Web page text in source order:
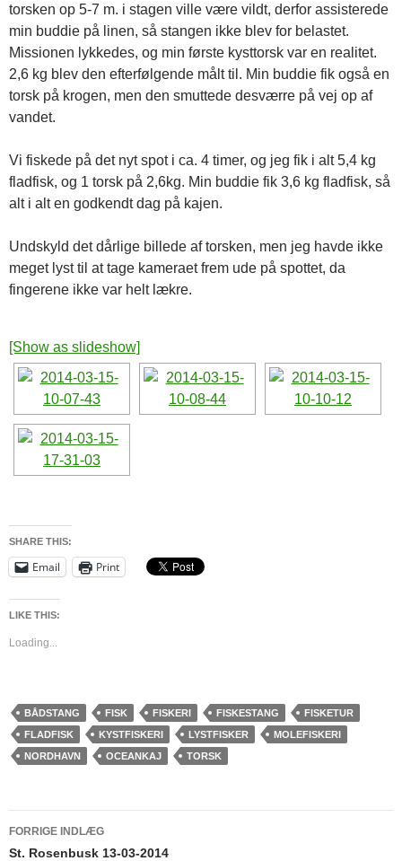
torsken op 5-7 m. i stagen ville være vildt, derfor assisterede
min buddie på linen, så stangen ikke blev for belastet.
Missionen lykkedes, og min første kysttorsk var en realitet.
2,6 kg blev den efterfølgende målt til. Min buddie fik også en
torsk på krogen, men den smuttede desværre på vej op af
vandet.
Vi fiskede på det nyt spot i ca. 4 timer, og jeg fik i alt 5,4 kg
fladfisk, og 1 torsk på 2,6kg. Min buddie fik 3,6 kg fladfisk, så
alt i alt en godkendt dag på kajen.
Undskyld det dårlige billede af torsken, men jeg havde ikke
meget lyst til at tage kameraet frem ude på spottet, da
fingerene ikke var helt lækre.
[Show as slideshow]
SHARE THIS:
Email Print
LIKE THIS:
Loading...
BÅDSTANG FISK FISKERI FISKESTANG
FISKETUR
FLADFISK
KYSTFISKERI LYSTFISKER
MOLEFISKERI
NORDHAVN
OCEANKAJ TORSK
Indlægsnavigation
FORRIGE INDLÆG
St. Rosenbusk 13-03-2014